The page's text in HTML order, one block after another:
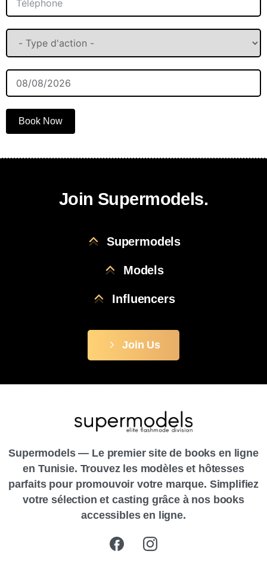
Book Now
Join Supermodels.
Supermodels
Models
Influencers
Join Us
Supermodels — Le premier site de books en ligne
en Tunisie. Trouvez les modèles et hôtesses
parfaits pour promouvoir votre marque. Simplifiez
votre sélection et casting grâce à nos books
accessibles en ligne.